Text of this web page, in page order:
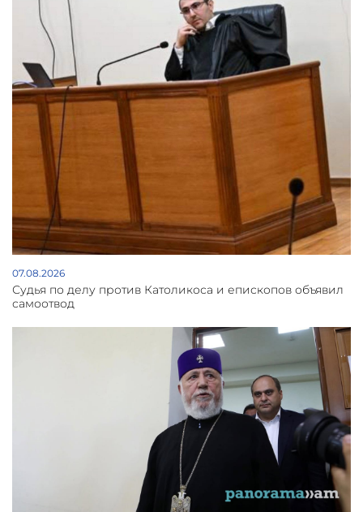
07.08.2026
Судья по делу против Католикоса и епископов объявил
самоотвод